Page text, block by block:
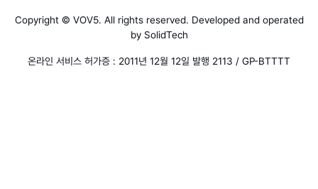
Copyright © VOV5. All rights reserved. Developed and operated
by SolidTech
온라인 서비스 허가증 : 2011년 12월 12일 발행 2113 / GP-BTTTT